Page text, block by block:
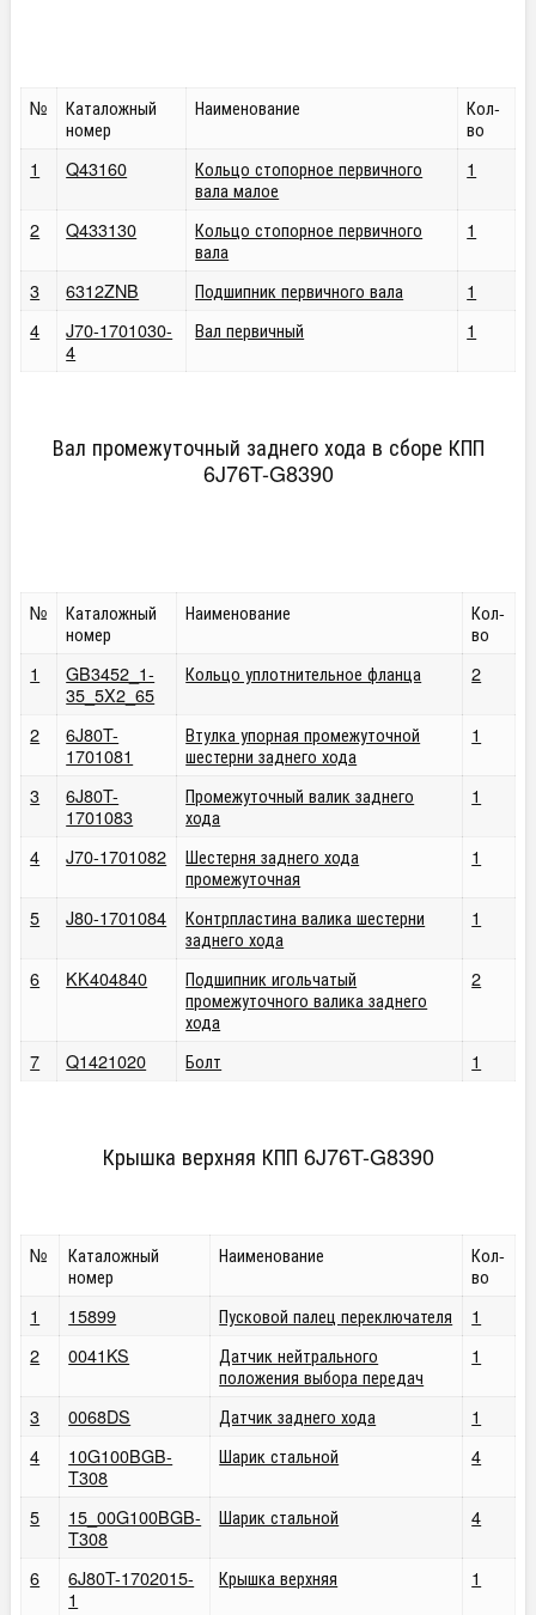
№
Каталожный
номер
Наименование
Кол-
во
1
Q43160
Кольцо стопорное первичного
вала малое
1
2 Q433130
Кольцо стопорное первичного
вала
1
3 6312ZNB Подшипник первичного вала
1
4
J70-1701030-
4
Вал первичный 1
Вал промежуточный заднего хода в сборе КПП
6J76T-G8390
№
Каталожный
номер
Наименование
Кол-
во
1
GB3452_1-
35_5X2_65
Кольцо уплотнительное фланца 2
2
6J80T-
1701081
Втулка упорная промежуточной
шестерни заднего хода
1
3
6J80T-
1701083
Промежуточный валик заднего
хода
1
4 J70-1701082
Шестерня заднего хода
промежуточная
1
5 J80-1701084
Контрпластина валика шестерни
заднего хода
1
6 KK404840
Подшипник игольчатый
промежуточного валика заднего
хода
2
7 Q1421020 Болт 1
Крышка верхняя КПП 6J76T-G8390
№
Каталожный
номер
Наименование
Кол-
во
1
15899 Пусковой палец переключателя
1
2
0041KS
Датчик нейтрального
положения выбора передач
1
3 0068DS Датчик заднего хода
1
4
10G100BGB-
T308
Шарик стальной 4
5
15_00G100BGB-
T308
Шарик стальной 4
6
6J80T-1702015-
1
Крышка верхняя 1